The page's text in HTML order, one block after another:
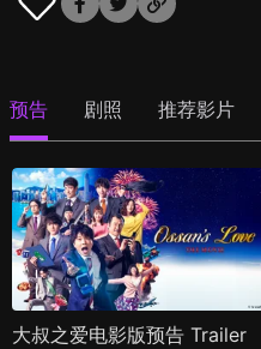
预告 剧照 推荐影片
大叔之爱电影版预告 Trailer